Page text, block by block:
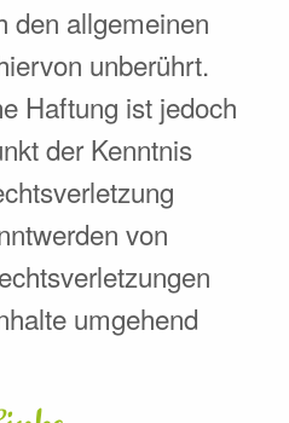
den allgemeinen
unberührt.
Haftung ist jedoch
der Kenntnis
von
umgehend